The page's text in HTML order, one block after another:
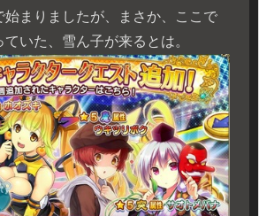
始まりましたが、まさか、ここで
いた、雪ん子が来るとは。